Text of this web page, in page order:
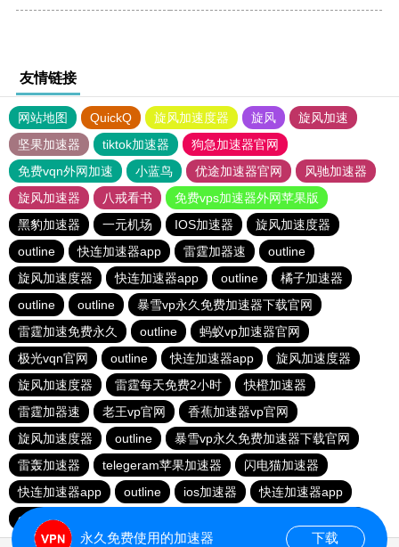
友情链接
网站地图 QuickQ 旋风加速度器 旋风
旋风加速
坚果加速器
tiktok加速器
狗急加速器官网
免费vqn外网加速
小蓝鸟 优途加速器官网
风驰加速器
旋风加速器
八戒看书
免费vps加速器外网苹果版
黑豹加速器
一元机场 IOS加速器
旋风加速度器
outline
快连加速器app 雷霆加器速
outline
旋风加速度器
快连加速器app outline
橘子加速器
outline
outline
暴雪vp永久免费加速器下载官网
雷霆加速免费永久
outline
蚂蚁vp加速器官网
极光vqn官网
outline 快连加速器app
旋风加速度器
旋风加速度器
雷霆每天免费2小时
快橙加速器
雷霆加器速
老王vp官网
香蕉加速器vp官网
旋风加速度器
outline
暴雪vp永久免费加速器下载官网
雷轰加速器
telegeram苹果加速器
闪电猫加速器
快连加速器app
outline ios加速器
快连加速器app
outline
永久免费使用的加速器 下载